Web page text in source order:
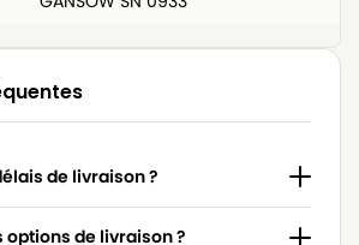
de livraison ?
options de livraison ?